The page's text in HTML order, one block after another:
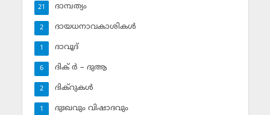
ദാമ്പത്യം
21
ദായധനാവകാശികള്‍
2
ദാവൂദ്‌
1
ദിക് ര്‍ – ദുആ
6
ദിക്‌റുകള്‍
2
ദുഃഖവും വിഷാദവും
1